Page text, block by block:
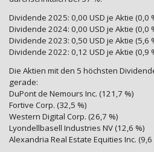
Dividende 2025: 0,00 USD je Aktie
Dividende 2024: 0,00 USD je Aktie
Dividende 2023: 0,50 USD je Aktie
Dividende 2022: 0,12 USD je Aktie
Die Aktien mit den 5 höchsten
gerade:
DuPont de Nemours Inc. (121,7 %)
Fortive Corp. (32,5 %)
Western Digital Corp. (26,7 %)
Lyondellbasell Industries NV (12,6 %)
Alexandria Real Estate Equities Inc. (9,6